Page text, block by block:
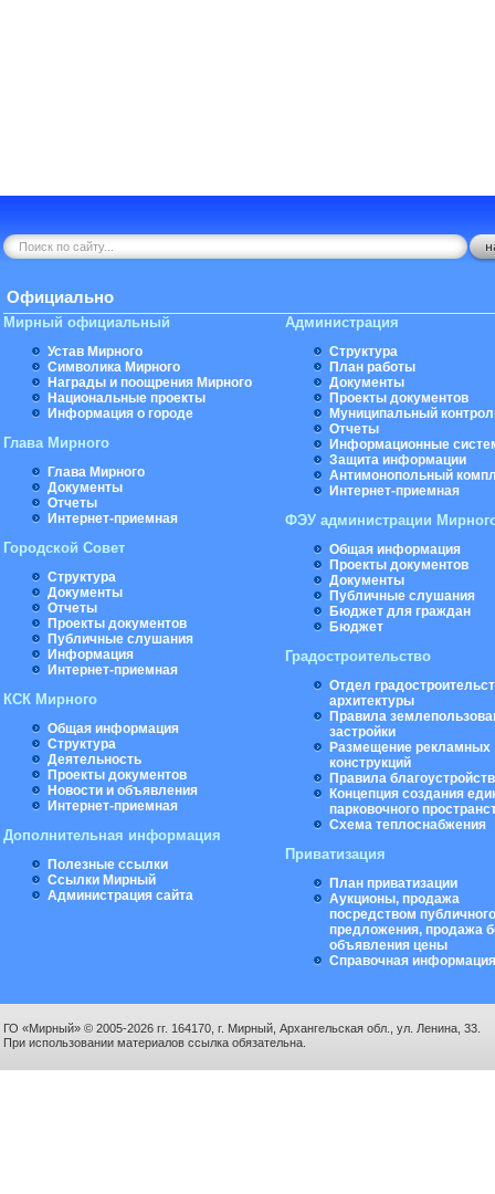
Официально
Мирный официальный
Устав Мирного
Символика Мирного
Награды и поощрения Мирного
Национальные проекты
Информация о городе
Глава Мирного
Глава Мирного
Документы
Отчеты
Интернет-приемная
Городской Совет
Структура
Документы
Отчеты
Проекты документов
Публичные слушания
Информация
Интернет-приемная
КСК Мирного
Общая информация
Структура
Деятельность
Проекты документов
Новости и объявления
Интернет-приемная
Дополнительная информация
Полезные ссылки
Ссылки Мирный
Администрация сайта
Администрация
Структура
План работы
Документы
Проекты документов
Муниципальный
Отчеты
Информационные
Защита информации
Антимонопольный
Интернет-приемная
ФЭУ администрации
Общая информация
Проекты документов
Документы
Публичные слушания
Бюджет для граждан
Бюджет
Градостроительство
Отдел
архитектуры
Правила
застройки
Размещение рекламных
конструкций
Правила
Концепция создания
парковочного
Схема теплоснабжения
Приватизация
План приватизации
Аукционы, продажа
посредством публичного
предложения, продажа
объявления цены
Справочная информация
ГО «Мирный» © 2005-2026 гг. 164170, г. Мирный, Архангельская обл., ул. Ленина, 33.
При использовании материалов ссылка обязательна.